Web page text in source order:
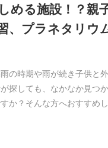
める施設！？親
、プラネタリウ
の時期や雨が続き子供と
探しても、なかなか見つ
か？そんな方へおすすめ